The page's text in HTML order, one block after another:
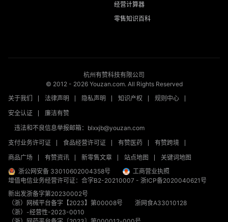
经营计算器
零售知识百科
杭州有赞科技有限公司
© 2012 - 2026Youzan.com. All Rights Reserved
关于我们
法律声明 隐私声明 知识产权
规则中心
安全认证
廉洁有赞
违法和不良信息举报邮箱：blxxjb@youzan.com
支付业务许可证
食品经营许可证 有赞医药
有赞跨境
商品广场
有赞资讯 新零售文章 站点地图
关键词地图
浙公网安备 33010602004358号
工商营业执照
增值电信业务经营许可证：合字B2-20210007 - 浙ICP备2020040621号
新出发浙备字第20230002号
（浙）网械平台备字【2023】第00008号
浙网食A33010128
（浙）-经营性-2023-0010